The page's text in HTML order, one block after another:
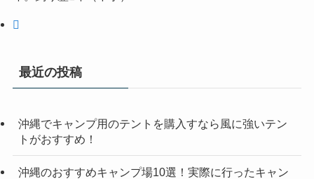
最近の投稿
沖縄でキャンプ用のテントを購入すなら風に強いテン
トがおすすめ！
沖縄のおすすめキャンプ場10選！実際に行ったキャン